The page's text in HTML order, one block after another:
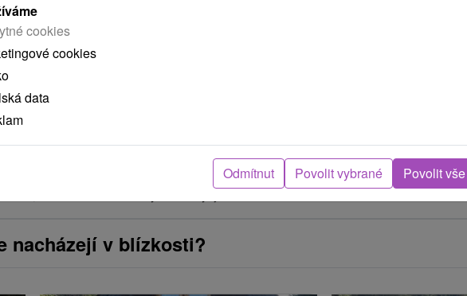
skutečná délka cesty může být jiná.
nacházejí v blízkosti?
cookies
cookies
data
Odmítnut Povolit vybrané Povolit vše